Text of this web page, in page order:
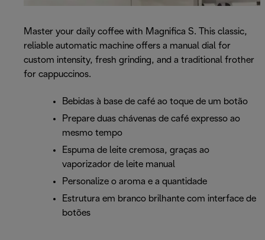
Master your daily coffee with Magnifica S. This classic,
reliable automatic machine offers a manual dial for
custom intensity, fresh grinding, and a traditional frother
for cappuccinos.
Bebidas à base de café ao toque de um botão
Prepare duas chávenas de café expresso ao
mesmo tempo
Espuma de leite cremosa, graças ao
vaporizador de leite manual
Personalize o aroma e a quantidade
Estrutura em branco brilhante com interface de
botões